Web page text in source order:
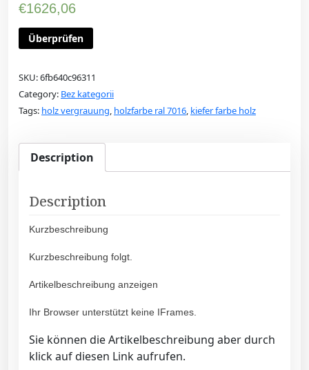
€1626,06
Überprüfen
SKU:6fb640c96311
Category: Bez kategorii
Tags: holz vergrauung, holzfarbe ral 7016, kiefer farbe holz
Description
Description
Kurzbeschreibung
Kurzbeschreibung folgt.
Artikelbeschreibung anzeigen
Ihr Browser unterstützt keine IFrames.
Sie können die Artikelbeschreibung aber durch
klick auf diesen Link aufrufen.